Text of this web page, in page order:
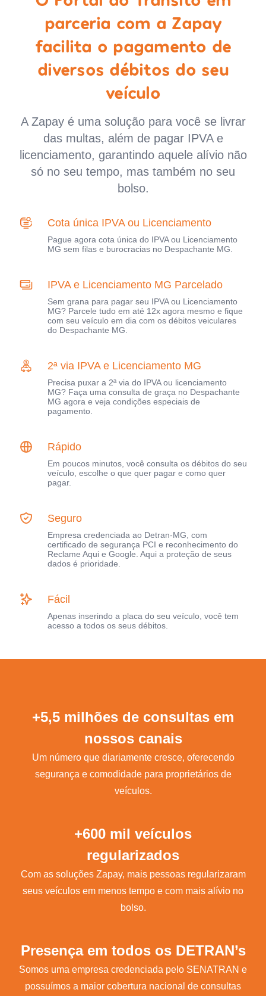
parceria com a Zapay
facilita o pagamento de
diversos débitos do seu
veículo
A Zapay é uma solução para você se livrar
das multas, além de pagar IPVA e
licenciamento, garantindo aquele alívio não
só no seu tempo, mas também no seu
bolso.
Cota única IPVA ou Licenciamento
Pague agora cota única do IPVA ou Licenciamento
MG sem filas e burocracias no Despachante MG.
IPVA e Licenciamento MG Parcelado
Sem grana para pagar seu IPVA ou Licenciamento
MG? Parcele tudo em até 12x agora mesmo e fique
com seu veículo em dia com os débitos veiculares
do Despachante MG.
2ª via IPVA e Licenciamento MG
Precisa puxar a 2ª via do IPVA ou licenciamento
MG? Faça uma consulta de graça no Despachante
MG agora e veja condições especiais de
pagamento.
Rápido
Em poucos minutos, você consulta os débitos do seu
veículo, escolhe o que quer pagar e como quer
pagar.
Seguro
Empresa credenciada ao Detran-MG, com
certificado de segurança PCI e reconhecimento do
Reclame Aqui e Google. Aqui a proteção de seus
dados é prioridade.
Fácil
Apenas inserindo a placa do seu veículo, você tem
acesso a todos os seus débitos.
+5,5 milhões de consultas em
nossos canais
Um número que diariamente cresce, oferecendo
segurança e comodidade para proprietários de
veículos.
+600 mil veículos
regularizados
Com as soluções Zapay, mais pessoas regularizaram
seus veículos em menos tempo e com mais alívio no
bolso.
Presença em todos os DETRAN’s
Somos uma empresa credenciada pelo SENATRAN e
possuímos a maior cobertura nacional de consultas